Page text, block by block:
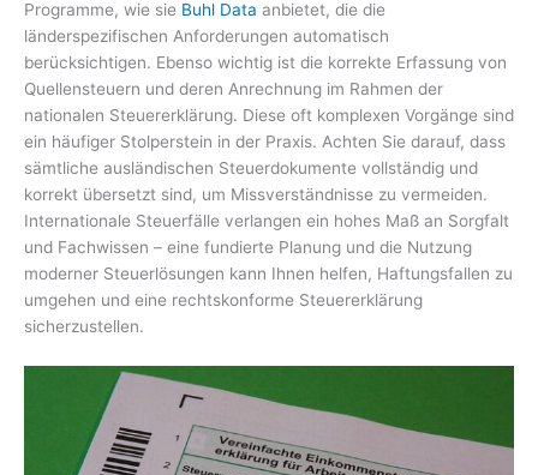
Programme, wie sie Buhl Data anbietet, die die
länderspezifischen Anforderungen automatisch
berücksichtigen. Ebenso wichtig ist die korrekte Erfassung von
Quellensteuern und deren Anrechnung im Rahmen der
nationalen Steuererklärung. Diese oft komplexen Vorgänge sind
ein häufiger Stolperstein in der Praxis. Achten Sie darauf, dass
sämtliche ausländischen Steuerdokumente vollständig und
korrekt übersetzt sind, um Missverständnisse zu vermeiden.
Internationale Steuerfälle verlangen ein hohes Maß an Sorgfalt
und Fachwissen – eine fundierte Planung und die Nutzung
moderner Steuerlösungen kann Ihnen helfen, Haftungsfallen zu
umgehen und eine rechtskonforme Steuererklärung
sicherzustellen.